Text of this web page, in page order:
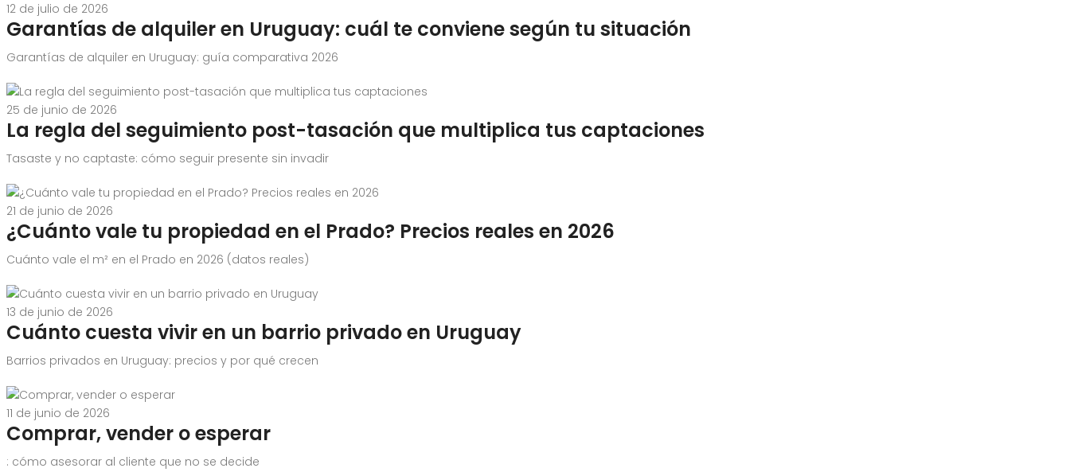
12 de julio de 2026
Garantías de alquiler en Uruguay: cuál te conviene según tu situación
Garantías de alquiler en Uruguay: guía comparativa 2026
25 de junio de 2026
La regla del seguimiento post-tasación que multiplica tus captaciones
Tasaste y no captaste: cómo seguir presente sin invadir
21 de junio de 2026
¿Cuánto vale tu propiedad en el Prado? Precios reales en 2026
Cuánto vale el m² en el Prado en 2026 (datos reales)
13 de junio de 2026
Cuánto cuesta vivir en un barrio privado en Uruguay
Barrios privados en Uruguay: precios y por qué crecen
11 de junio de 2026
Comprar, vender o esperar
: cómo asesorar al cliente que no se decide